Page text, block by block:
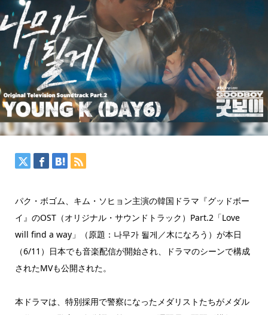
パク・ボゴム、キム・ソヒョン主演の韓国ドラマ『グッドボー
イ』のOST（オリジナル・サウンドトラック）Part.2「Love
will find a way」（原題：나무가 될게／木になろう）が本日
（6/11）日本でも音楽配信が開始され、ドラマのシーンで構成
されたMVも公開された。
本ドラマは、特別採用で警察になったメダリストたちがメダル